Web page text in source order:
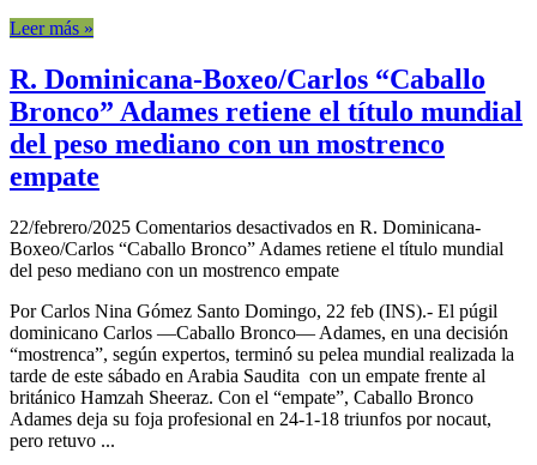
Leer más »
R. Dominicana-Boxeo/Carlos “Caballo
Bronco” Adames retiene el título mundial
del peso mediano con un mostrenco
empate
22/febrero/2025 Comentarios desactivados en R. Dominicana-
Boxeo/Carlos “Caballo Bronco” Adames retiene el título mundial
del peso mediano con un mostrenco empate
Por Carlos Nina Gómez Santo Domingo, 22 feb (INS).- El púgil
dominicano Carlos —Caballo Bronco— Adames, en una decisión
“mostrenca”, según expertos, terminó su pelea mundial realizada la
tarde de este sábado en Arabia Saudita con un empate frente al
británico Hamzah Sheeraz. Con el “empate”, Caballo Bronco
Adames deja su foja profesional en 24-1-18 triunfos por nocaut,
pero retuvo ...